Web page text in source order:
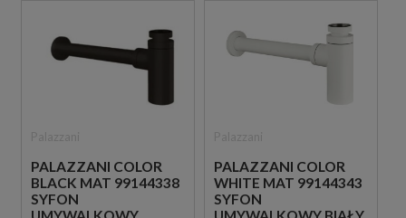
PALAZZANI COLOR
BLACK MAT 99144338
SYFON
PALAZZANI COLOR
WHITE MAT 99144343
SYFON